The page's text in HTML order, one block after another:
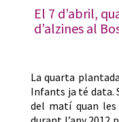
El 7 d’abril,
d’alzines al
La quarta
Infants ja té data.
del matí quan